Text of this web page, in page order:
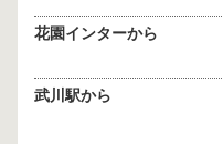
花園インターから
武川駅から